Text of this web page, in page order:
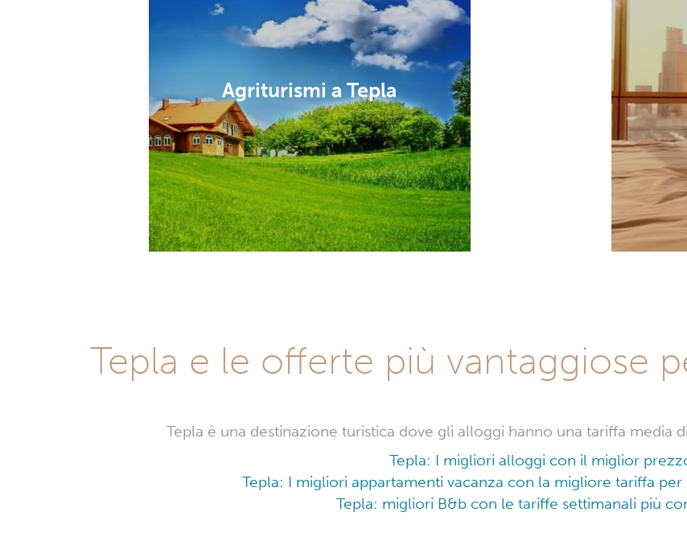
Agriturismi a Tepla
Tepla e le offerte più vantaggiose
Tepla è una destinazione turistica dove gli alloggi hanno una tariffa media
Tepla: I migliori alloggi con il miglior
Tepla: I migliori appartamenti vacanza con la migliore tariffa
Tepla: migliori B&b con le tariffe settimanali più